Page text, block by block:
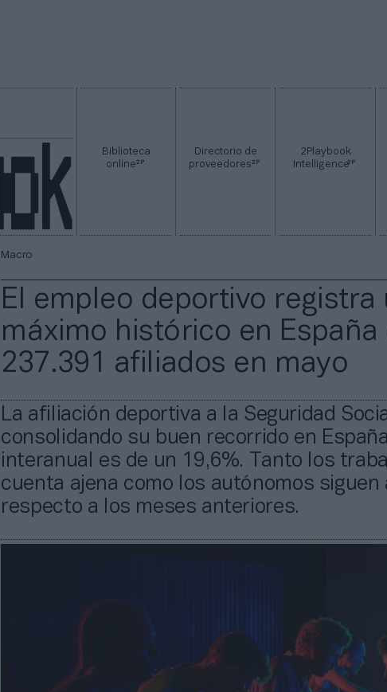
Biblioteca
online2P
Directorio de
proveedores2P
2Playbook
Intelligence2P
Macro
El empleo deportivo registra
máximo histórico en España
237.391 afiliados en mayo
La afiliación deportiva a la Seguridad
consolidando su buen recorrido en
interanual es de un 19,6%. Tanto los
cuenta ajena como los autónomos siguen
respecto a los meses anteriores.